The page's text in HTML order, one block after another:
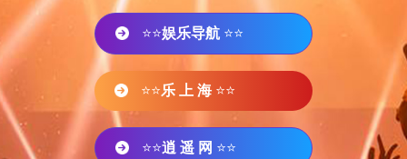
⭐⭐娱乐导航 ⭐⭐
⭐⭐乐 上 海 ⭐⭐
⭐⭐逍 遥 网 ⭐⭐